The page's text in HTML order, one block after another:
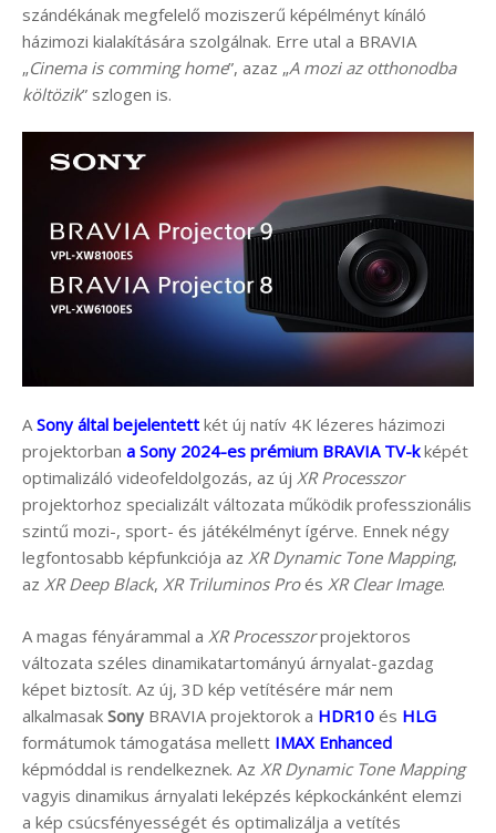
szándékának megfelelő moziszerű képélményt kínáló
házimozi kialakítására szolgálnak. Erre utal a BRAVIA
„Cinema is comming home”, azaz „A mozi az otthonodba
költözik” szlogen is.
ASony által bejelentett két új natív 4K lézeres házimozi
projektorban a Sony 2024-es prémium BRAVIA TV-kképét
optimalizáló videofeldolgozás, az új XR Processzor
projektorhoz specializált változata működik professzionális
szintű mozi-, sport- és játékélményt ígérve. Ennek négy
legfontosabb képfunkciója az XR Dynamic Tone Mapping,
az XR Deep Black, XR Triluminos Proés XR Clear Image.
A magas fényárammal a XR Processzorprojektoros
változata széles dinamikatartományú árnyalat-gazdag
képet biztosít. Az új, 3D kép vetítésére már nem
alkalmasak Sony BRAVIA projektorok a HDR10 és HLG
formátumok támogatása mellett IMAX Enhanced
képmóddal is rendelkeznek. Az XR Dynamic Tone Mapping
vagyis dinamikus árnyalati leképzés képkockánként elemzi
a kép csúcsfényességét és optimalizálja a vetítés